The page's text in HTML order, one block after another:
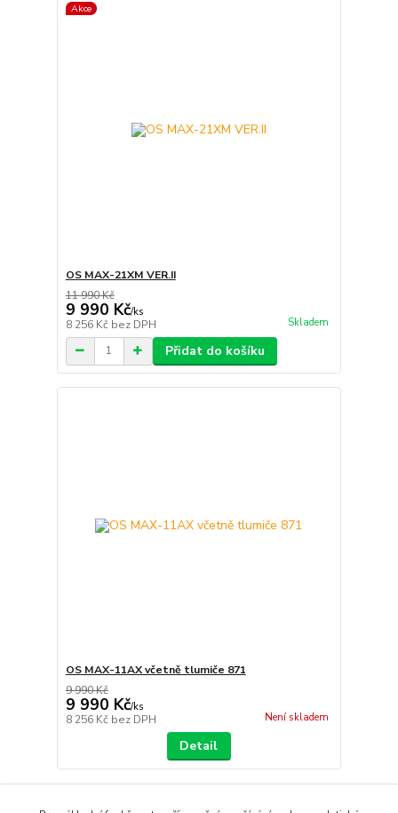
Akce
OS MAX-21XM VER.II
11 990 Kč
9 990 Kč/ks
8 256 Kč bez DPH Skladem
Přidat do košíku
OS MAX-11AX včetně tlumiče 871
9 990 Kč
9 990 Kč/ks
8 256 Kč bez DPH Není skladem
Detail